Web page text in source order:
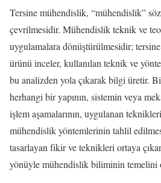
Tersine mühendislik, “mühendislik”
çevrilmesidir. Mühendislik teknik ve
uygulamalara dönüştürülmesidir;
ürünü inceler, kullanılan teknik ve
bu analizden yola çıkarak bilgi üretir.
herhangi bir yapının, sistemin veya
işlem aşamalarının, uygulanan
mühendislik yöntemlerinin tahlil
tasarlayan fikir ve teknikleri ortaya
yönüyle mühendislik biliminin temelini